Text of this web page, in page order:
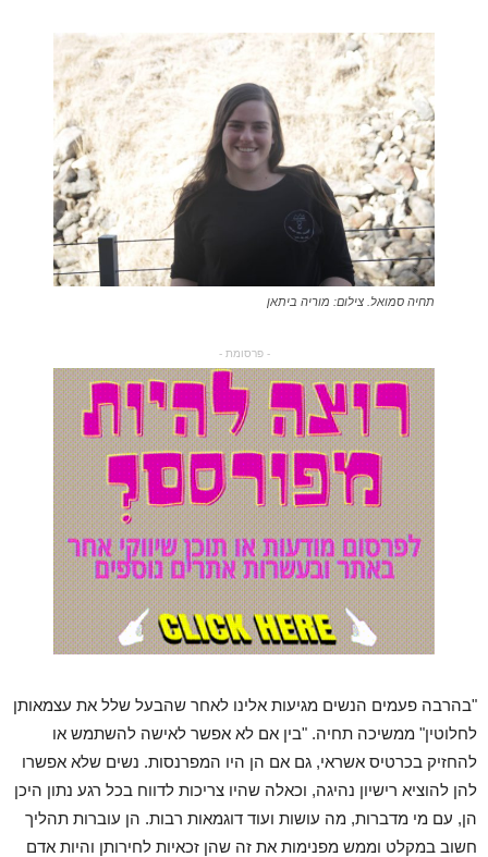
תחיה סמואל. צילום: מוריה ביתאן
- פרסומת -
"בהרבה פעמים הנשים מגיעות אלינו לאחר שהבעל שלל את עצמאותן
לחלוטין" ממשיכה תחיה. "בין אם לא אפשר לאישה להשתמש או
להחזיק בכרטיס אשראי, גם אם הן היו המפרנסות. נשים שלא אפשרו
להן להוציא רישיון נהיגה, וכאלה שהיו צריכות לדווח בכל רגע נתון היכן
הן, עם מי מדברות, מה עושות ועוד דוגמאות רבות. הן עוברות תהליך
חשוב במקלט וממש מפנימות את זה שהן זכאיות לחירותן והיות אדם